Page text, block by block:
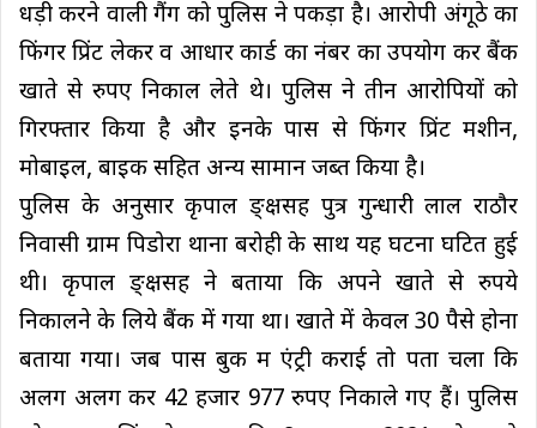
धड़ी करने वाली गैंग को पुलिस ने पकड़ा है। आरोपी अंगूठे का
फिंगर प्रिंट लेकर व आधार कार्ड का नंबर का उपयोग कर बैंक
खाते से रुपए निकाल लेते थे। पुलिस ने तीन आरोपियों को
गिरफ्तार किया है और इनके पास से फिंगर प्रिंट मशीन,
मोबाइल, बाइक सहित अन्य सामान जब्त किया है।
पुलिस के अनुसार कृपाल ङ्क्षसह पुत्र गुन्धारी लाल राठौर
निवासी ग्राम पिडोरा थाना बरोही के साथ यह घटना घटित हुई
थी। कृपाल ङ्क्षसह ने बताया कि अपने खाते से रुपये
निकालने के लिये बैंक में गया था। खाते में केवल 30 पैसे होना
बताया गया। जब पास बुक म एंट्री कराई तो पता चला कि
अलग अलग कर 42 हजार 977 रुपए निकाले गए हैं। पुलिस